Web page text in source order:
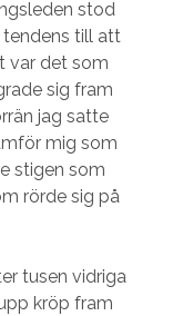
stod
tendens till att
var det som
sig fram
jag satte
mig som
stigen som
rörde sig på
tusen vidriga
kröp fram